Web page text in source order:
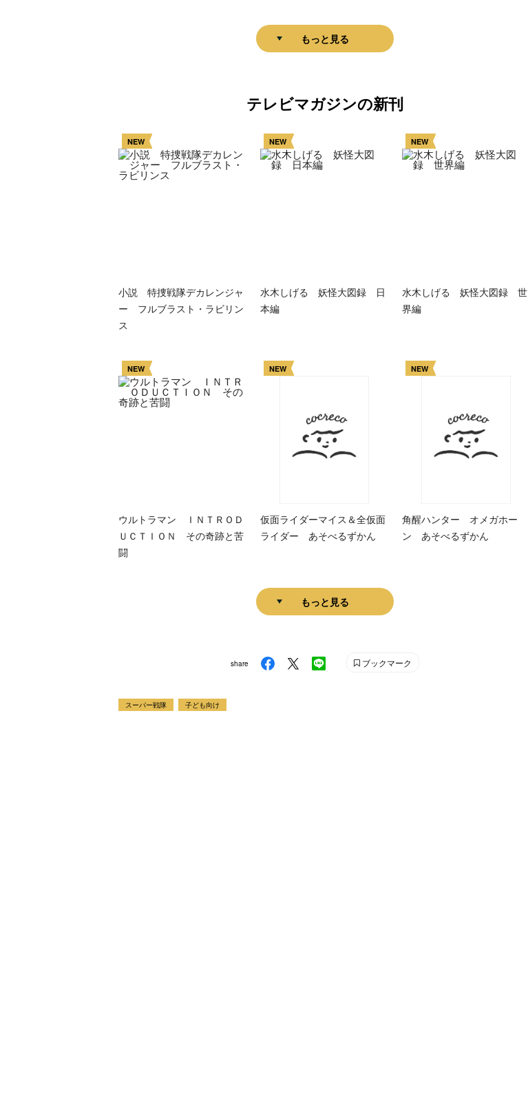
もっと見る
テレビマガジンの新刊
NEW
小説 特捜戦隊デカレンジャ
ー フルブラスト・ラビリン
ス
NEW
水木しげる 妖怪大図録 日
本編
NEW
水木しげる 妖怪大図録 世
界編
NEW
ウルトラマン ＩＮＴＲＯＤ
ＵＣＴＩＯＮ その奇跡と苦
闘
NEW
仮面ライダーマイス＆全仮面
ライダー あそべるずかん
NEW
角醒ハンター オメガホー
ン あそべるずかん
もっと見る
share ブックマーク
スーパー戦隊 子ども向け